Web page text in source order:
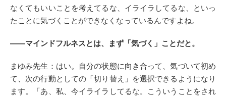
なくてもいいことを考えてるな、イライラしてるな、といっ
たことに気づくことができなくなっているんですよね。
――マインドフルネスとは、まず「気づく」ことだと。
まゆみ先生：はい。自分の状態に向き合って、気づいて初め
て、次の行動としての「切り替え」を選択できるようになり
ます。「あ、私、今イライラしてるな。こういうことをされ